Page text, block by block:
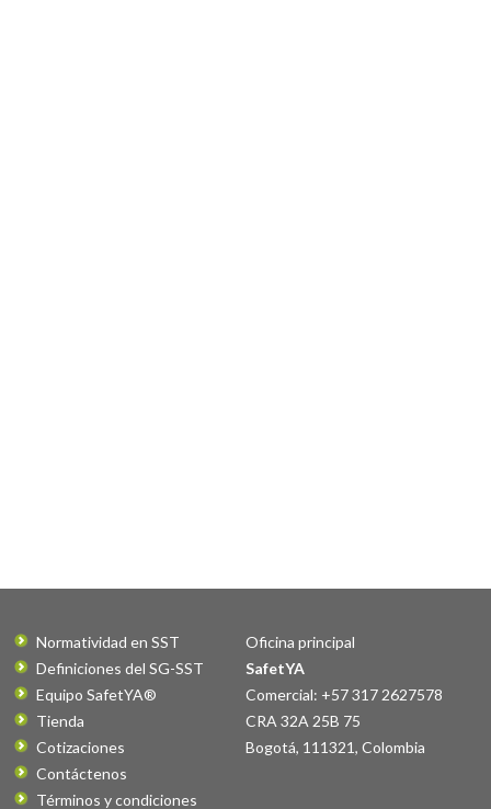
Normatividad en SST
Definiciones del SG-SST
Equipo SafetYA®
Tienda
Cotizaciones
Contáctenos
Términos y condiciones
Oficina principal
SafetYA
Comercial: +57 317 2627578
CRA 32A 25B 75
Bogotá, 111321, Colombia